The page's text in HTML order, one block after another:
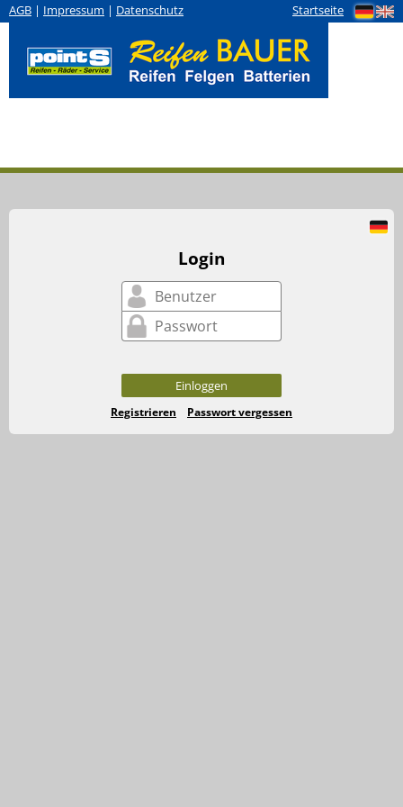
AGB | Impressum | Datenschutz Startseite
Login
Einloggen
Registrieren Passwort vergessen